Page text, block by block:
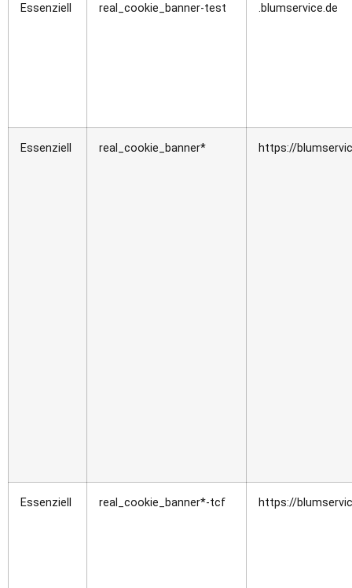
Essenziell real_cookie_banner-test .blumservice.de
Essenziell real_cookie_banner* https://
Essenziell real_cookie_banner*-tcf https://